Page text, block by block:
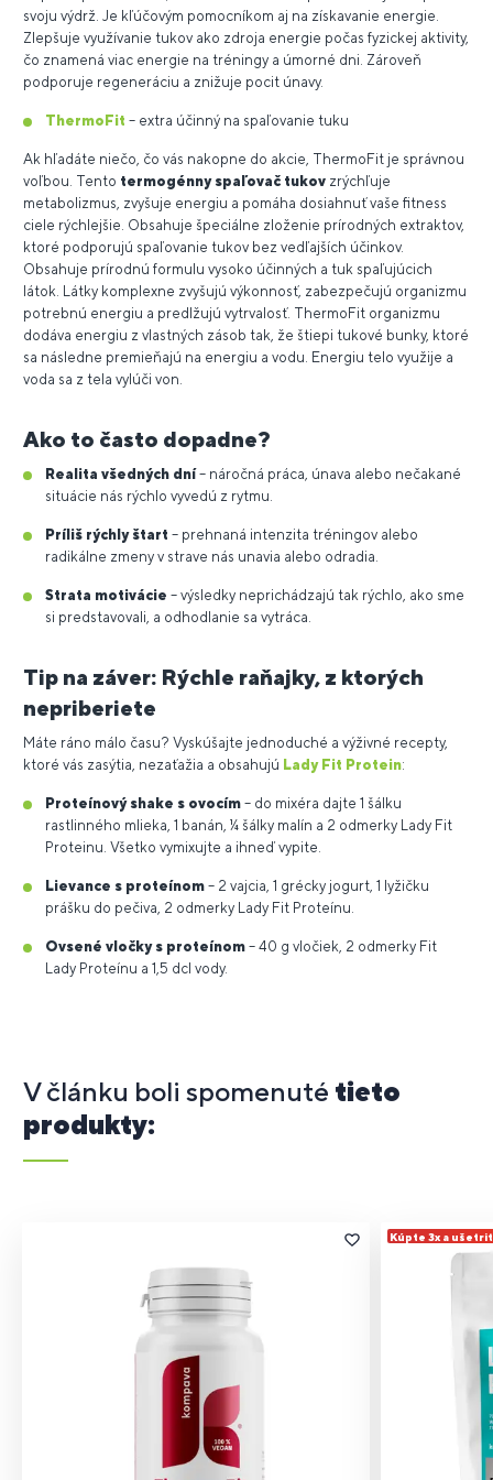
svoju výdrž. Je kľúčovým pomocníkom aj na získavanie energie.
Zlepšuje využívanie tukov ako zdroja energie počas fyzickej aktivity,
čo znamená viac energie na tréningy a úmorné dni. Zároveň
podporuje regeneráciu a znižuje pocit únavy.
ThermoFit – extra účinný na spaľovanie tuku
Ak hľadáte niečo, čo vás nakopne do akcie, ThermoFit je správnou
voľbou. Tento termogénny spaľovač tukov zrýchľuje
metabolizmus, zvyšuje energiu a pomáha dosiahnuť vaše fitness
ciele rýchlejšie. Obsahuje špeciálne zloženie prírodných extraktov,
ktoré podporujú spaľovanie tukov bez vedľajších účinkov.
Obsahuje prírodnú formulu vysoko účinných a tuk spaľujúcich
látok. Látky komplexne zvyšujú výkonnosť, zabezpečujú organizmu
potrebnú energiu a predlžujú vytrvalosť. ThermoFit organizmu
dodáva energiu z vlastných zásob tak, že štiepi tukové bunky, ktoré
sa následne premieňajú na energiu a vodu. Energiu telo využije a
voda sa z tela vylúči von.
Ako to často dopadne?
Realita všedných dní– náročná práca, únava alebo nečakané
situácie nás rýchlo vyvedú z rytmu.
Príliš rýchly štart – prehnaná intenzita tréningov alebo
radikálne zmeny v strave nás unavia alebo odradia.
Strata motivácie – výsledky neprichádzajú tak rýchlo, ako sme
si predstavovali, a odhodlanie sa vytráca.
Tip na záver: Rýchle raňajky, z ktorých
nepriberiete
Máte ráno málo času? Vyskúšajte jednoduché a výživné recepty,
ktoré vás zasýtia, nezaťažia a obsahujú Lady Fit Protein:
Proteínový shake s ovocím – do mixéra dajte 1 šálku
rastlinného mlieka, 1 banán, ¼ šálky malín a 2 odmerky Lady Fit
Proteinu. Všetko vymixujte a ihneď vypite.
Lievance s proteínom – 2 vajcia, 1 grécky jogurt, 1 lyžičku
prášku do pečiva, 2 odmerky Lady Fit Proteínu.
Ovsené vločky s proteínom – 40 g vločiek, 2 odmerky Fit
Lady Proteínu a 1,5 dcl vody.
V článku boli spomenuté tieto
produkty:
Kúpte 3x a